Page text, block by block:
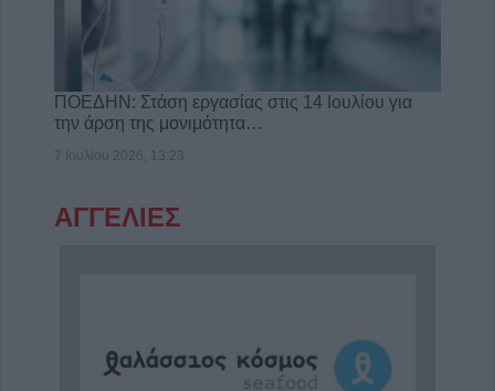
ΠΟΕΔΗΝ: Στάση εργασίας στις 14 Ιουλίου για
την άρση της μονιμότητα…
7 Ιουλίου 2026, 13:23
ΑΓΓΕΛΙΕΣ